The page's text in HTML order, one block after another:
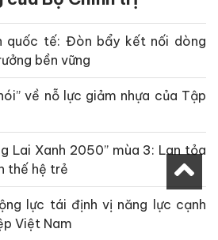
quốc tế: Đòn bẩy kết nối dòng
bền vững
về nỗ lực giảm nhựa của Tập
Lai Xanh 2050” mùa 3: Lan tỏa
thế hệ trẻ
lực tái định vị năng lực cạnh
Việt Nam